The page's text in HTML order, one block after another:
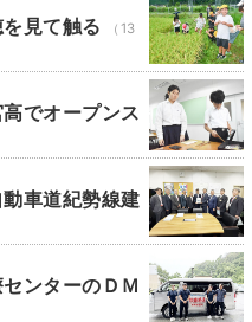
見て触る
（13
でオープンス
車道紀勢線建
ンターのＤＭ